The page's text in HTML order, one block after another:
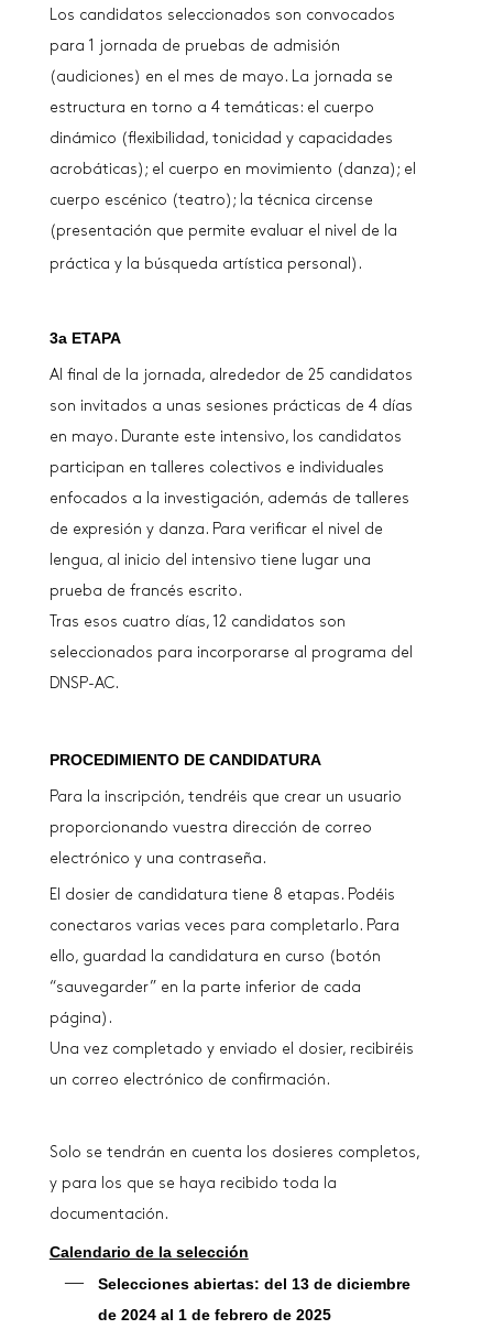
Los candidatos seleccionados son convocados
para 1 jornada de pruebas de admisión
(audiciones) en el mes de mayo. La jornada se
estructura en torno a 4 temáticas: el cuerpo
dinámico (flexibilidad, tonicidad y capacidades
acrobáticas); el cuerpo en movimiento (danza); el
cuerpo escénico (teatro); la técnica circense
(presentación que permite evaluar el nivel de la
práctica y la búsqueda artística personal).
3a ETAPA
Al final de la jornada, alrededor de 25 candidatos
son invitados a unas sesiones prácticas de 4 días
en mayo. Durante este intensivo, los candidatos
participan en talleres colectivos e individuales
enfocados a la investigación, además de talleres
de expresión y danza. Para verificar el nivel de
lengua, al inicio del intensivo tiene lugar una
prueba de francés escrito.
Tras esos cuatro días, 12 candidatos son
seleccionados para incorporarse al programa del
DNSP-AC.
PROCEDIMIENTO DE CANDIDATURA
Para la inscripción, tendréis que crear un usuario
proporcionando vuestra dirección de correo
electrónico y una contraseña.
El dosier de candidatura tiene 8 etapas. Podéis
conectaros varias veces para completarlo. Para
ello, guardad la candidatura en curso (botón
“sauvegarder” en la parte inferior de cada
página).
Una vez completado y enviado el dosier, recibiréis
un correo electrónico de confirmación.
Solo se tendrán en cuenta los dosieres completos,
y para los que se haya recibido toda la
documentación.
Calendario de la selección
Selecciones abiertas: del 13 de diciembre
de 2024 al 1 de febrero de 2025